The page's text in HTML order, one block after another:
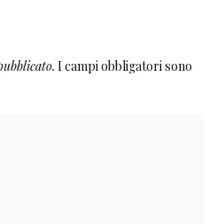
I campi obbligatori sono